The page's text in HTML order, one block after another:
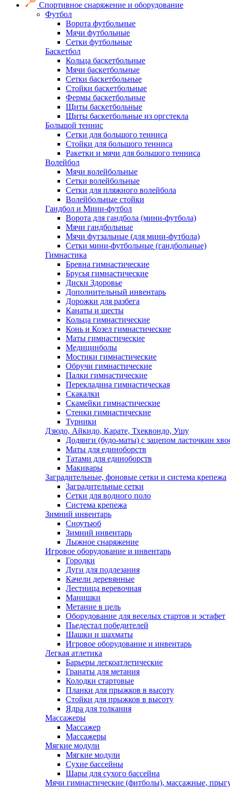
Спортивное снаряжение и оборудование
Футбол
Ворота футбольные
Мячи футбольные
Сетки футбольные
Баскетбол
Кольца баскетбольные
Мячи баскетбольные
Сетки баскетбольные
Стойки баскетбольные
Фермы баскетбольные
Щиты баскетбольные
Щиты баскетбольные из оргстекла
Большой теннис
Сетки для большого тенниса
Стойки для большого тенниса
Ракетки и мячи для большого тенниса
Волейбол
Мячи волейбольные
Сетки волейбольные
Сетки для пляжного волейбола
Волейбольные стойки
Гандбол и Мини-футбол
Ворота для гандбола (мини-футбола)
Мячи гандбольные
Мячи футзальные (для мини-футбола)
Сетки мини-футбольные (гандбольные)
Гимнастика
Бревна гимнастические
Брусья гимнастические
Диски Здоровье
Дополнительный инвентарь
Дорожки для разбега
Канаты и шесты
Кольца гимнастические
Конь и Козел гимнастические
Маты гимнастические
Медицинболы
Мостики гимнастические
Обручи гимнастические
Палки гимнастические
Перекладина гимнастическая
Скакалки
Скамейки гимнастические
Стенки гимнастические
Турники
Дзюдо, Айкидо, Карате, Тхеквондо, Ушу
Додянги (будо-маты) с зацепом ласточкин
Маты для единоборств
Татами для единоборств
Макивары
Заградительные, фоновые сетки и система крепежа
Заградительные сетки
Сетки для водного поло
Система крепежа
Зимний инвентарь
Сноутьюб
Зимний инвентарь
Лыжное снаряжение
Игровое оборудование и инвентарь
Городки
Дуги для подлезания
Качели деревянные
Лестница веревочная
Манишки
Метание в цель
Оборудование для веселых стартов и эстафет
Пьедестал победителей
Шашки и шахматы
Игровое оборудование и инвентарь
Легкая атлетика
Барьеры легкоатлетические
Гранаты для метания
Колодки стартовые
Планки для прыжков в высоту
Стойки для прыжков в высоту
Ядра для толкания
Массажеры
Массажер
Массажеры
Мягкие модули
Мягкие модули
Сухие бассейны
Шары для сухого бассейна
Мячи гимнастические (фитболы), массажные,